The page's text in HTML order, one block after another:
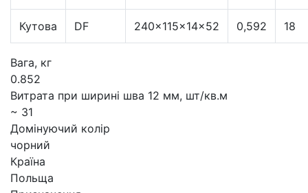
Кутова DF 240×115×14×52 0,592 18
Вага, кг
0.852
Витрата при ширині шва 12 мм, шт/кв.м
~ 31
Домінуючий колір
чорний
Країна
Польща